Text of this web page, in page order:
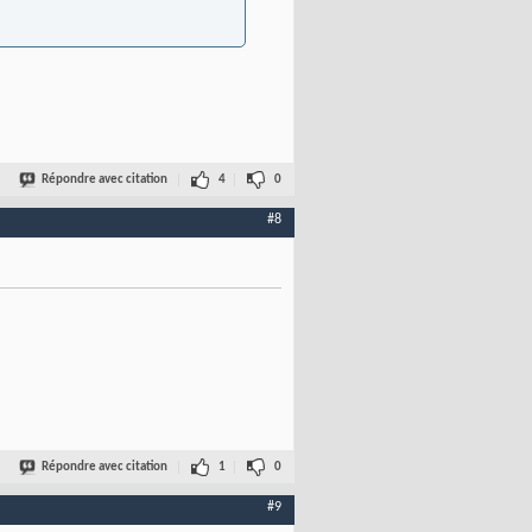
Répondre avec citation 4 0
#8
Répondre avec citation 1 0
#9